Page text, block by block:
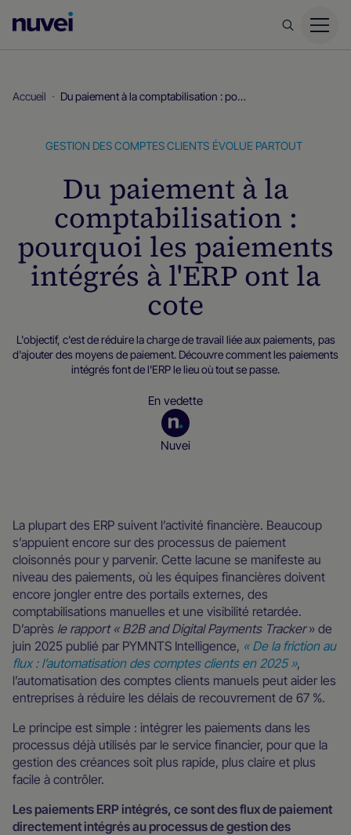
d’accueil
Accueil Du paiement à la comptabilisation : pourquoi les paiements intégrés à l'ERP ont la cote
GESTION DES COMPTES CLIENTS ÉVOLUE PARTOUT
Du paiement à la
comptabilisation :
pourquoi les paiements
intégrés à l'ERP ont la
cote
L'objectif, c'est de réduire la charge de travail liée aux paiements, pas
d'ajouter des moyens de paiement. Découvre comment les paiements
intégrés font de l'ERP le lieu où tout se passe.
En vedette
Nuvei
La plupart des ERP suivent l’activité financière. Beaucoup
s’appuient encore sur des processus de paiement
cloisonnés pour y parvenir. Cette lacune se manifeste au
niveau des paiements, où les équipes financières doivent
encore jongler entre des portails externes, des
comptabilisations manuelles et une visibilité retardée.
D’après le rapport « B2B and Digital Payments Tracker» de
juin 2025 publié par PYMNTS Intelligence, « De la friction au
flux : l’automatisation des comptes clients en 2025 »,
l’automatisation des comptes clients manuels peut aider les
entreprises à réduire les délais de recouvrement de 67 %.
Le principe est simple : intégrer les paiements dans les
processus déjà utilisés par le service financier, pour que la
gestion des créances soit plus rapide, plus claire et plus
facile à contrôler.
Les paiements ERP intégrés, ce sont des flux de paiement
directement intégrés au processus de gestion des